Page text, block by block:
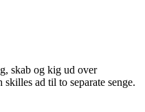
skab og kig ud over
ad til to separate senge.